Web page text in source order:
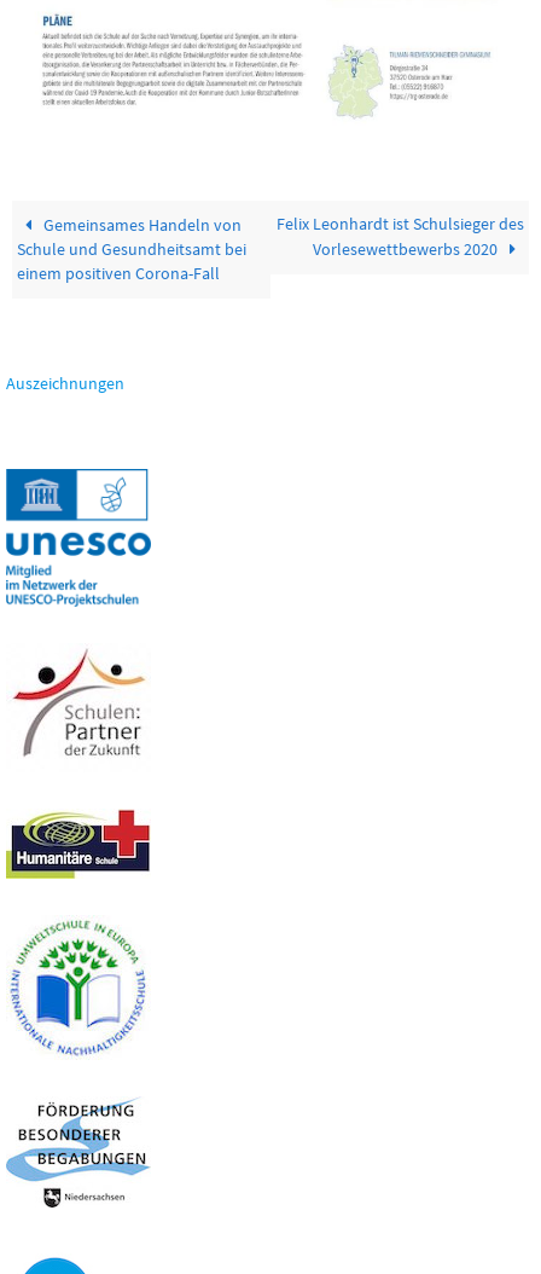
Gemeinsames Handeln von
Schule und Gesundheitsamt bei
einem positiven Corona-Fall
Felix Leonhardt ist Schulsieger des
Vorlesewettbewerbs 2020
Auszeichnungen